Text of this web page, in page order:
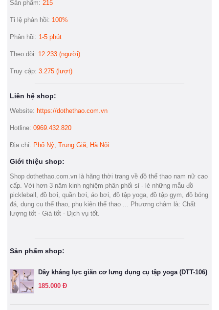
Sản phẩm: 215
Tỉ lệ phản hồi: 100%
Phản hồi: 1-5 phút
Theo dõi: 12.233 (người)
Truy cập: 3.275 (lượt)
Liên hệ shop:
Website: https://dothethao.com.vn
Hotline: 0969.432.820
Địa chỉ: Phố Nỷ, Trung Giã, Hà Nội
Giới thiệu shop:
Shop dothethao.com.vn là hãng thời trang về đồ thể thao nam nữ cao
cấp. Với hơn 3 năm kinh nghiệm phân phối sỉ - lẻ những mẫu đồ
pickleball, đồ bơi, quần bơi, áo bơi, đồ tập yoga, đồ tập gym, đồ bóng
đá, dụng cụ thể thao, phụ kiện thể thao ... Phương châm là: Chất
lượng tốt - Giá tốt - Dịch vụ tốt.
Sản phẩm shop:
Dây kháng lực giãn cơ lưng dụng cụ tập yoga (DTT-106)
185.000 Đ